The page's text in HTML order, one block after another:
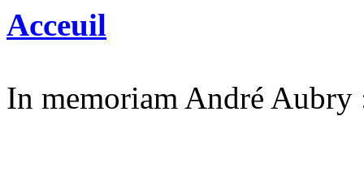
Acceuil
In memoriam André Aubry